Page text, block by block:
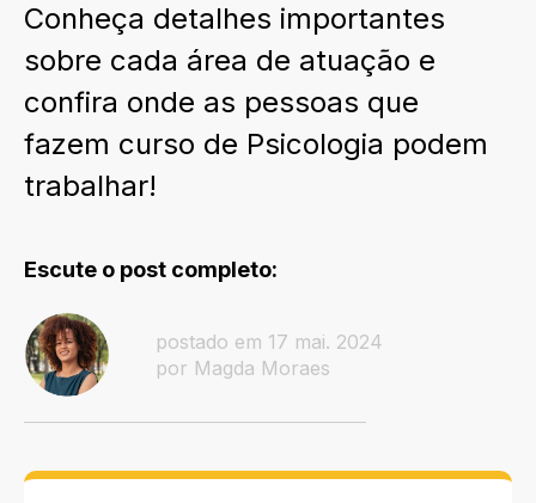
Conheça detalhes importantes
sobre cada área de atuação e
confira onde as pessoas que
fazem curso de Psicologia podem
trabalhar!
Escute o post completo:
postado em 17 mai. 2024
por Magda Moraes